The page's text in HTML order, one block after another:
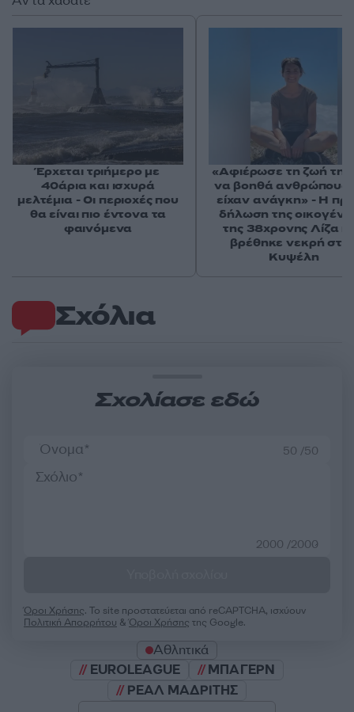
Σχόλια
Σχολίασε εδώ
50 /50
2000 /2000
Όροι Χρήσης. Το site προστατεύεται από reCAPTCHA, ισχύουν
Πολιτική Απορρήτου &Όροι Χρήσης της Google.
Αθλητικά
EUROLEAGUE
ΜΠΑΓΕΡΝ
ΡΕΑΛ ΜΑΔΡΙΤΗΣ
Έρχεται τριήμερο με
40άρια και ισχυρά
μελτέμια - Οι περιοχές που
θα είναι πιο έντονα τα
φαινόμενα
«Αφιέρωσε τη ζωή της
να βοηθά ανθρώπους
είχαν ανάγκη» - Η
δήλωση της
της 38χρονης Λίζα
βρέθηκε νεκρή
Κυψέλη